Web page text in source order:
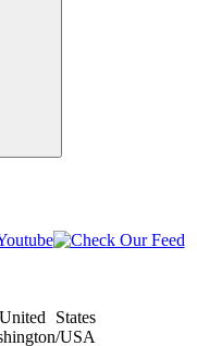
States
USA